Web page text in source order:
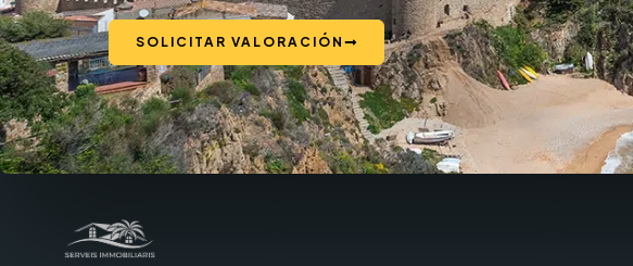
SOLICITAR VALORACIÓN